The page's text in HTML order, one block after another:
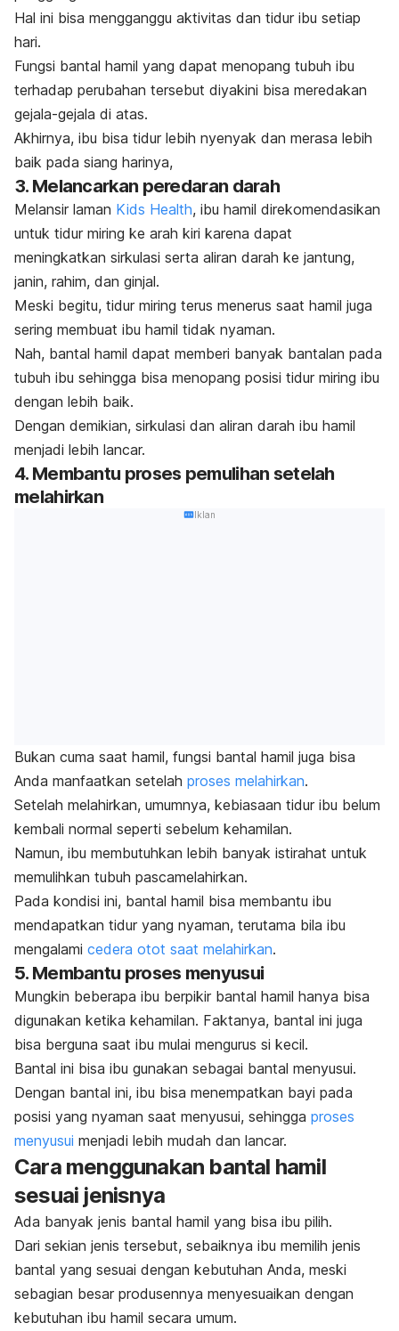
Hal ini bisa mengganggu aktivitas dan tidur ibu setiap
hari.
Fungsi bantal hamil yang dapat menopang tubuh ibu
terhadap perubahan tersebut diyakini bisa meredakan
gejala-gejala di atas.
Akhirnya, ibu bisa tidur lebih nyenyak dan merasa lebih
baik pada siang harinya,
3. Melancarkan peredaran darah
Melansir laman Kids Health, ibu hamil direkomendasikan
untuk tidur miring ke arah kiri karena dapat
meningkatkan sirkulasi serta aliran darah ke jantung,
janin, rahim, dan ginjal.
Meski begitu, tidur miring terus menerus saat hamil juga
sering membuat ibu hamil tidak nyaman.
Nah, bantal hamil dapat memberi banyak bantalan pada
tubuh ibu sehingga bisa menopang posisi tidur miring ibu
dengan lebih baik.
Dengan demikian, sirkulasi dan aliran darah ibu hamil
menjadi lebih lancar.
4. Membantu proses pemulihan setelah
melahirkan
Iklan
Bukan cuma saat hamil, fungsi bantal hamil juga bisa
Anda manfaatkan setelah proses melahirkan.
Setelah melahirkan, umumnya, kebiasaan tidur ibu belum
kembali normal seperti sebelum kehamilan.
Namun, ibu membutuhkan lebih banyak istirahat untuk
memulihkan tubuh pascamelahirkan.
Pada kondisi ini, bantal hamil bisa membantu ibu
mendapatkan tidur yang nyaman, terutama bila ibu
mengalami cedera otot saat melahirkan.
5. Membantu proses menyusui
Mungkin beberapa ibu berpikir bantal hamil hanya bisa
digunakan ketika kehamilan. Faktanya, bantal ini juga
bisa berguna saat ibu mulai mengurus si kecil.
Bantal ini bisa ibu gunakan sebagai bantal menyusui.
Dengan bantal ini, ibu bisa menempatkan bayi pada
posisi yang nyaman saat menyusui, sehingga proses
menyusui menjadi lebih mudah dan lancar.
Cara menggunakan bantal hamil
sesuai jenisnya
Ada banyak jenis bantal hamil yang bisa ibu pilih.
Dari sekian jenis tersebut, sebaiknya ibu memilih jenis
bantal yang sesuai dengan kebutuhan Anda, meski
sebagian besar produsennya menyesuaikan dengan
kebutuhan ibu hamil secara umum.